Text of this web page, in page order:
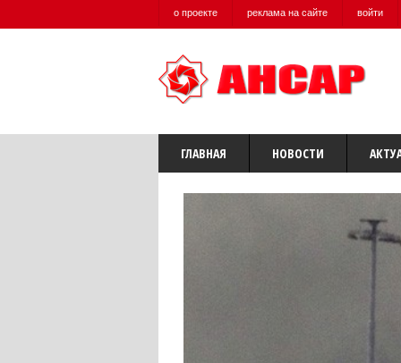
о проекте реклама на сайте войти
ГЛАВНАЯ НОВОСТИ